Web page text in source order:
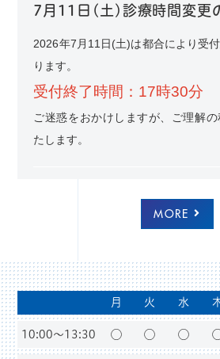
7月11日(土)診療時間変更
2026年7月11日(土)は都合により受
ります。
受付終了時間：17時30分
ご迷惑をおかけしますが、ご理解
たします。
ゴールデンウィーク期間
MORE
月 火 水
10:00〜13:30 ◯ ◯ ◯